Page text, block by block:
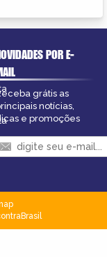
POR E-
grátis as
notícias,
e promoções